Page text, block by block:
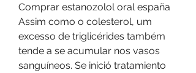
Comprar estanozolol oral españa
Assim como o colesterol, um
excesso de triglicérides também
tende a se acumular nos vasos
sanguíneos. Se inició tratamiento